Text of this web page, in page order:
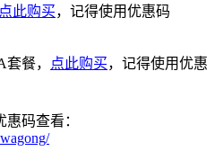
点此购买，记得使用优惠码
餐， 点此购买，记得使用优惠
码查看：